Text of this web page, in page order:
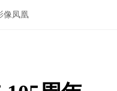
像凤凰